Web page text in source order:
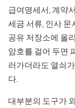
급여명세서, 계약
세금 서류, 인사
공유 저장소에 올
암호를 걸어 두면
러가더라도 열쇠
다.
대부분의 도구가